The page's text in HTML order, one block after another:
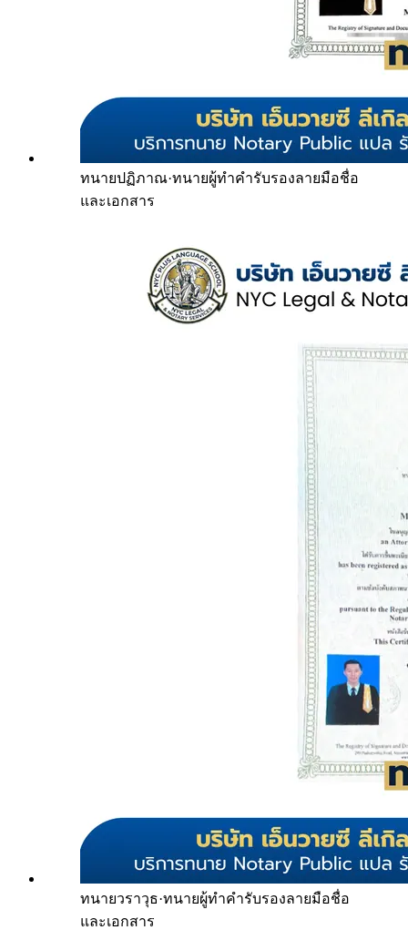
ทนายปฏิภาณ·ทนายผู้ทำคำรับรองลายมือชื่อ
และเอกสาร
ทนายวราวุธ·ทนายผู้ทำคำรับรองลายมือชื่อ
และเอกสาร